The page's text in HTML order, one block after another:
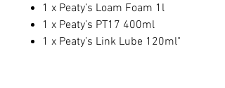
1 x Peaty’s Loam Foam 1l
1 x Peaty’s PT17 400ml
1 x Peaty’s Link Lube 120ml"